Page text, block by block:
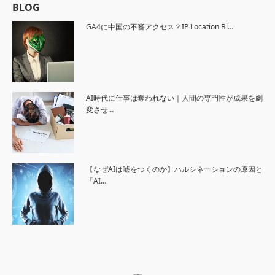
BLOG
GA4に中国の不審アクセス？IP Location Bl…
AI時代に仕事は奪われない｜人間の専門性が成果を劇
変させ…
【なぜAIは嘘をつくのか】ハルシネーションの原因と
「AI…